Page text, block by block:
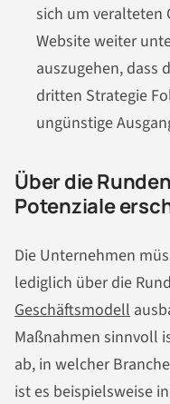
sich um veralteten
Website weiter
auszugehen, dass
dritten Strategie
ungünstige
Über die
Potenziale
Die Unternehmen
lediglich über die
Geschäftsmodell
Maßnahmen sinnvoll
ab, in welcher
ist es beispielsweise